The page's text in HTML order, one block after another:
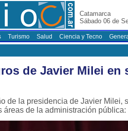
Catamarca
Sábado 06 de
Turismo Salud Ciencia y Tecno
de Javier Milei en
de la presidencia de Javier Milei,
áreas de la administración pública: